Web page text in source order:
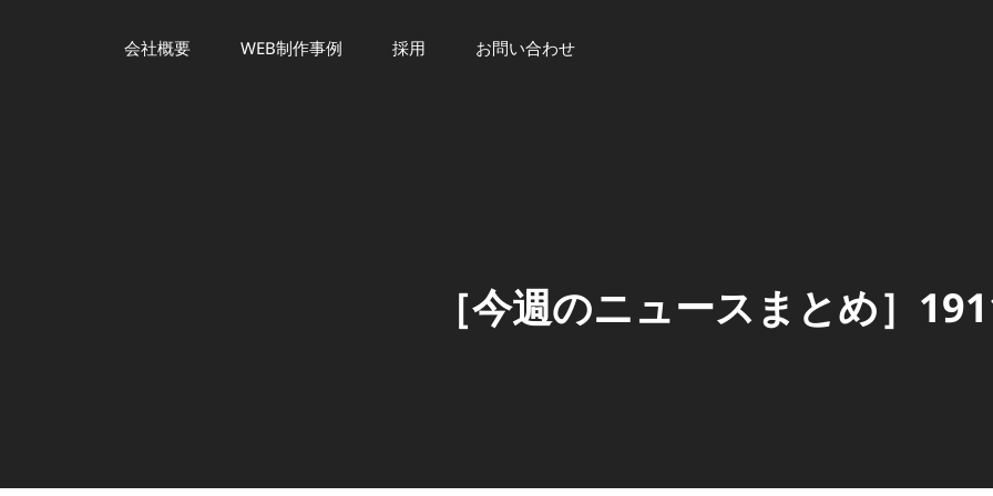
ゲーム系Web制作会社による注目ニュース
会社概要 WEB制作事例 採用 お問い合わせ
［今週のニュースまとめ］